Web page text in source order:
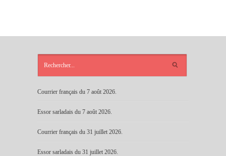
Courrier français du 7 août 2026.
Essor sarladais du 7 août 2026.
Courrier français du 31 juillet 2026.
Essor sarladais du 31 juillet 2026.